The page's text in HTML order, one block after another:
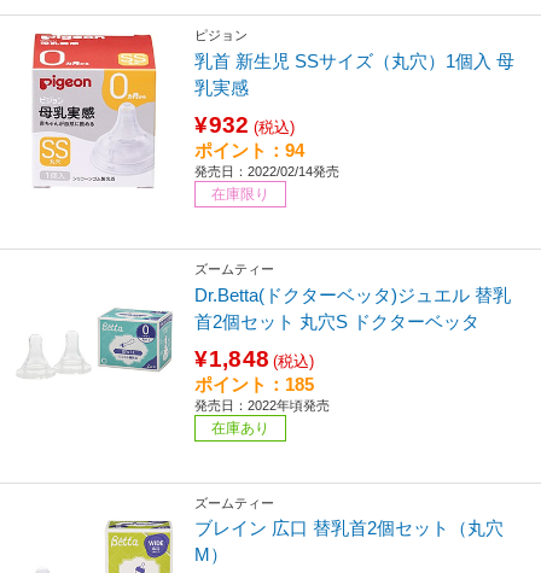
ピジョン
乳首 新生児 SSサイズ（丸穴）1個入 母
乳実感
¥932 (税込)
ポイント：94
発売日：2022/02/14発売
在庫限り
ズームティー
Dr.Betta(ドクターベッタ)ジュエル 替乳
首2個セット 丸穴S ドクターベッタ
¥1,848 (税込)
ポイント：185
発売日：2022年頃発売
在庫あり
ズームティー
ブレイン 広口 替乳首2個セット（丸穴
M）